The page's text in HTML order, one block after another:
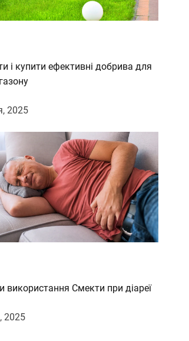
і купити ефективні добрива для
2025
використання Смекти при діареї
2025